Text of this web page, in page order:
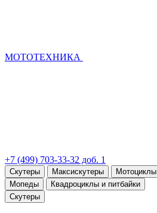
МОТОТЕХНИКА
+7 (499) 703-33-32 доб. 1
Скутеры Максискутеры Мотоциклы
Мопеды
Квадроциклы и питбайки
Скутеры